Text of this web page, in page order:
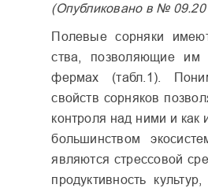
(Опубликовано в №
Полевые сорняки
ства, позволяющие им
фермах (табл.1).
свойств сорняков
контроля над ними и
большинством
являются стрессовой
продуктивность